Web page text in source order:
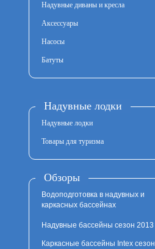
Надувные диваны и кресла
Аксессуары
Насосы
Батуты
Надувные лодки
Надувные лодки
Товары для туризма
Обзоры
Водоподготовка в надувных и
каркасных бассейнах
Надувные бассейны сезон 2013
Каркасные бассейны Intex сезон